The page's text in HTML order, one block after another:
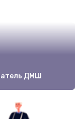
ДМШ